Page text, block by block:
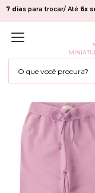
7 dias para trocar/ Até 6x